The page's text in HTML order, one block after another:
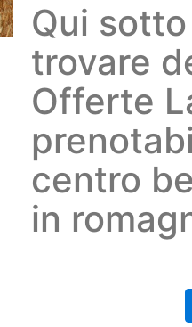
Qui
trovare
Offerte
centro
in